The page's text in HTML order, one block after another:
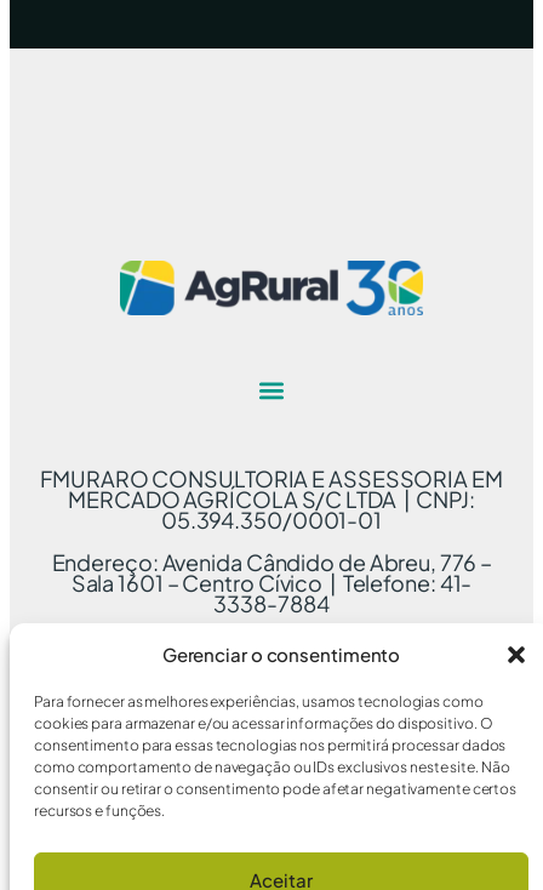
Gerenciar o consentimento
Para fornecer as melhores experiências, usamos tecnologias como
cookies para armazenar e/ou acessar informações do dispositivo. O
consentimento para essas tecnologias nos permitirá processar dados
como comportamento de navegação ou IDs exclusivos neste site. Não
consentir ou retirar o consentimento pode afetar negativamente certos
recursos e funções.
Aceitar
FMURARO CONSULTORIA E ASSESSORIA EM
MERCADO AGRÍCOLA S/C LTDA | CNPJ:
05.394.350/0001-01
Endereço: Avenida Cândido de Abreu, 776 –
Sala 1601 – Centro Cívico | Telefone: 41-
3338-7884